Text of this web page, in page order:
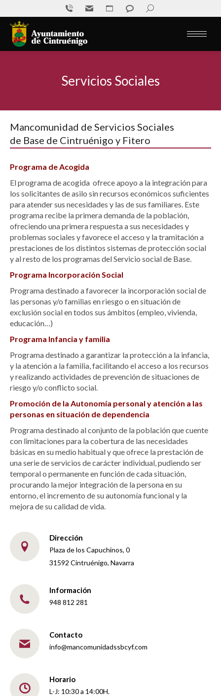
811
016
Mail
Sede
electrónica
Escríbenos
Buscar:
Servicios Sociales
Mancomunidad de Servicios Sociales
de Base de Cintruénigo y Fitero
Programa de Acogida
El programa de acogida ofrece apoyo a la integración para
los solicitantes de asilo sin recursos económicos suficientes
para atender sus necesidades y las de sus familiares. Este
programa recibe la primera demanda de la población,
ofreciendo una primera respuesta a sus necesidades y
problemas sociales y favorece el acceso y la tramitación a
prestaciones de los distintos sistemas de protección social
y al resto de los programas del Servicio social de Base.
Programa Incorporación Social
Programa destinado a favorecer la incorporación social de
las personas y/o familias en riesgo o en situación de
exclusión social en todos sus ámbitos (empleo, vivienda,
educación…)
Programa Infancia y familia
Programa destinado a garantizar la protección a la infancia,
y la atención a la familia, facilitando el acceso a los recursos
y realizando actividades de prevención de situaciones de
riesgo y/o conflicto social.
Promoción de la Autonomía personal y atención a las
personas en situación de dependencia
Programa destinado al conjunto de la población que cuente
con limitaciones para la cobertura de las necesidades
básicas en su medio habitual y que ofrece la prestación de
una serie de servicios de carácter individual, pudiendo ser
temporal o permanente en función de cada situación,
procurando la mejor integración de la persona en su
entorno, el incremento de su autonomía funcional y la
mejora de su calidad de vida.
Dirección
Plaza de los Capuchinos, 0
31592 Cintruénigo, Navarra
Información
948 812 281
Contacto
info@mancomunidadssbcyf.com
Horario
L-J: 10:30 a 14:00H.